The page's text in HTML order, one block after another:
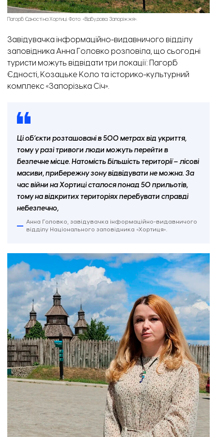
Пагорб Єдності на Хортиці. Фото: «Відбудова. Запоріжжя».
Завідувачка інформаційно-видавничого відділу
заповідника Анна Головко розповіла, що сьогодні
туристи можуть відвідати три локації: Пагорб
Єдності, Козацьке Коло та історико-культурний
комплекс «Запорізька Січ».
Ці об’єкти розташовані в 500 метрах від укриття,
тому у разі тривоги люди можуть перейти в
безпечне місце. Натомість більшість території – лісові
масиви, прибережну зону відвідувати не можна. За
час війни на Хортиці сталося понад 50 прильотів,
тому на відкритих територіях перебувати справді
небезпечно,
Анна Головко, завідувачка інформаційно-видавничого
відділу Національного заповідника «Хортиця».